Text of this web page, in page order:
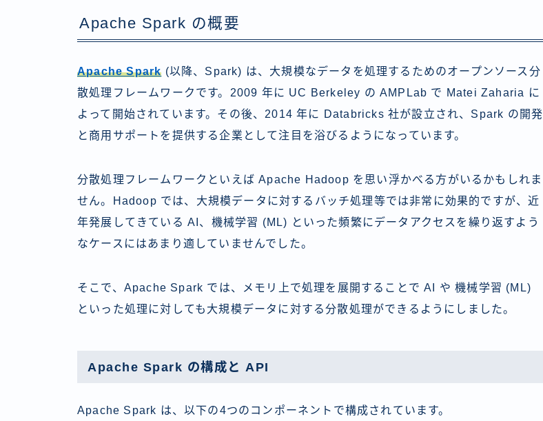
Apache Spark の概要
Apache Spark (以降、Spark) は、大規模なデータを処理するためのオープンソース分
散処理フレームワークです。2009 年に UC Berkeley の AMPLab で Matei Zaharia に
よって開始されています。その後、2014 年に Databricks 社が設立され、Spark の開発
と商用サポートを提供する企業として注目を浴びるようになっています。
分散処理フレームワークといえば Apache Hadoop を思い浮かべる方がいるかもしれま
せん。Hadoop では、大規模データに対するバッチ処理等では非常に効果的ですが、近
年発展してきている AI、機械学習 (ML) といった頻繁にデータアクセスを繰り返すよう
なケースにはあまり適していませんでした。
そこで、Apache Spark では、メモリ上で処理を展開することで AI や 機械学習 (ML)
といった処理に対しても大規模データに対する分散処理ができるようにしました。
Apache Spark の構成と API
Apache Spark は、以下の4つのコンポーネントで構成されています。